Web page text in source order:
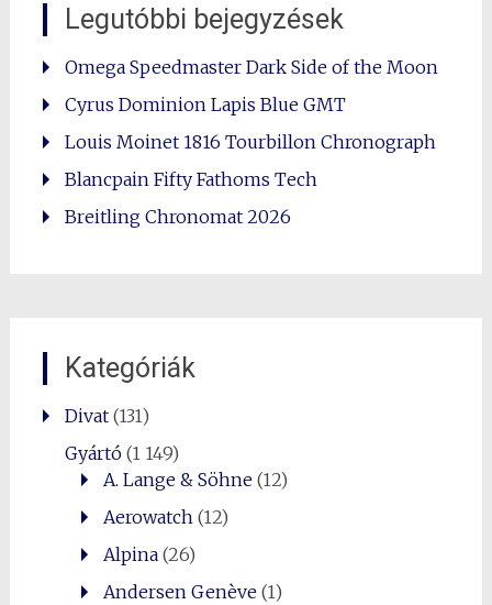
Legutóbbi bejegyzések
Omega Speedmaster Dark Side of the Moon
Cyrus Dominion Lapis Blue GMT
Louis Moinet 1816 Tourbillon Chronograph
Blancpain Fifty Fathoms Tech
Breitling Chronomat 2026
Kategóriák
Divat(131)
Gyártó(1 149)
A. Lange & Söhne(12)
Aerowatch (12)
Alpina(26)
Andersen Genève(1)